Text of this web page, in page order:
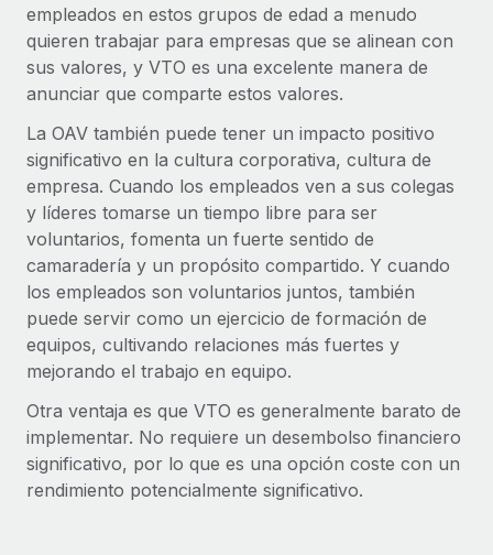
Cumplimiento normativo
Adelántate a los riesgos de cumplimiento
normativo.
Gestión de dispositivos
Proporciona dispositivos tecnológicos y contrólalos
en todo el mundo.
Apertura de entidades
Abre entidades conforme a la legalidad enseguida.
Movilidad y reubicación
Reubica a los empleados con facilidad.
Prestaciones
Gestiona las prestaciones de los empleados sin
complicaciones.
Contractor Management
Impuestos
Explora el blog
BLOG
Novedades de producto de Remote:
Integraciones con Gusto y Xero y Contractor
Management Plus
La misión de Remote sigue siendo ayudar a empresas de
todos los tamaños a contratar, gestionar y...
Más información
Pento se convierte en un empleador equitativo
empleados en estos grupos de edad a menudo
quieren trabajar para empresas que se alinean con
sus valores, y VTO es una excelente manera de
anunciar que comparte estos valores.
La OAV también puede tener un impacto positivo
significativo en la cultura corporativa, cultura de
empresa. Cuando los empleados ven a sus colegas
y líderes tomarse un tiempo libre para ser
voluntarios, fomenta un fuerte sentido de
camaradería y un propósito compartido. Y cuando
los empleados son voluntarios juntos, también
puede servir como un ejercicio de formación de
equipos, cultivando relaciones más fuertes y
mejorando el trabajo en equipo.
Otra ventaja es que VTO es generalmente barato de
implementar. No requiere un desembolso financiero
significativo, por lo que es una opción coste con un
rendimiento potencialmente significativo.